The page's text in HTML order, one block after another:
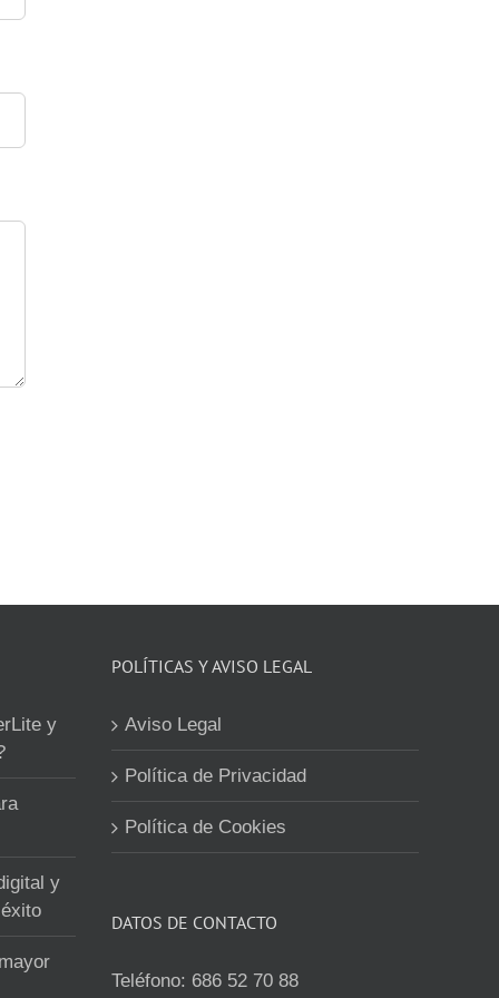
y
y
POLÍTICAS Y AVISO LEGAL
Aviso Legal
Política de Privacidad
Política de Cookies
DATOS DE CONTACTO
Teléfono: 686 52 70 88